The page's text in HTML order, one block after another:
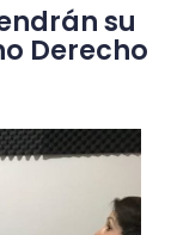
su
Derecho